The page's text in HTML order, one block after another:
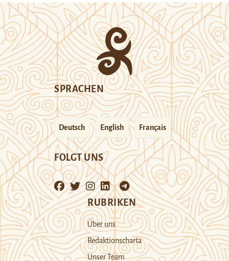
SPRACHEN
Deutsch English Français
FOLGT UNS
RUBRIKEN
Über uns
Redaktionscharta
Unser Team